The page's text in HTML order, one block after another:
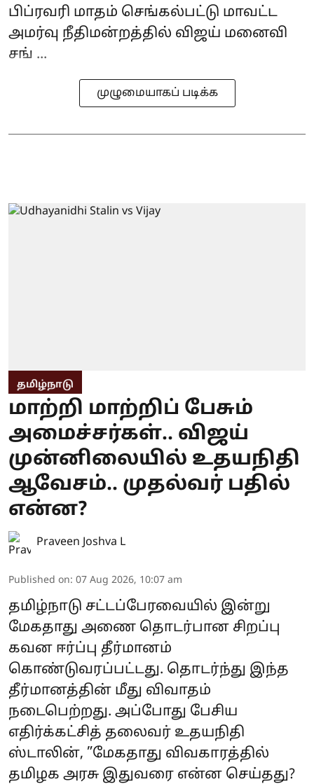
பிப்ரவரி மாதம் செங்கல்பட்டு மாவட்ட
அமர்வு நீதிமன்றத்தில் விஜய் மனைவி
சங் ...
முழுமையாகப் படிக்க
தமிழ்நாடு
மாற்றி மாற்றிப் பேசும்
அமைச்சர்கள்.. விஜய்
முன்னிலையில் உதயநிதி
ஆவேசம்.. முதல்வர் பதில்
என்ன?
Praveen Joshva L
Published on: 07 Aug 2026, 10:07 am
தமிழ்நாடு சட்டப்பேரவையில் இன்று
மேகதாது அணை தொடர்பான சிறப்பு
கவன ஈர்ப்பு தீர்மானம்
கொண்டுவரப்பட்டது. தொடர்ந்து இந்த
தீர்மானத்தின் மீது விவாதம்
நடைபெற்றது. அப்போது பேசிய
எதிர்க்கட்சித் தலைவர் உதயநிதி
ஸ்டாலின், ”மேகதாது விவகாரத்தில்
தமிழக அரசு இதுவரை என்ன செய்தது?